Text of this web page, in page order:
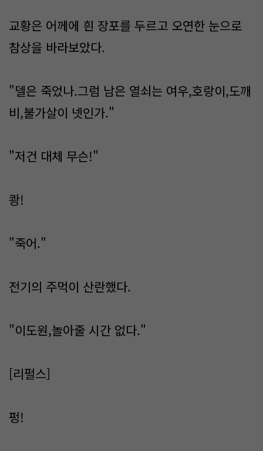
교황은 어께에 흰 장포를 두르고 오연한 눈으로
참상을 바라보았다.
"델은 죽었나.그럼 남은 열쇠는 여우,호랑이,도깨
비,불가살이 넷인가."
"저건 대체 무슨!"
쾅!
"죽어."
전기의 주먹이 산란했다.
"이도원,놀아줄 시간 없다."
[리펄스]
펑!